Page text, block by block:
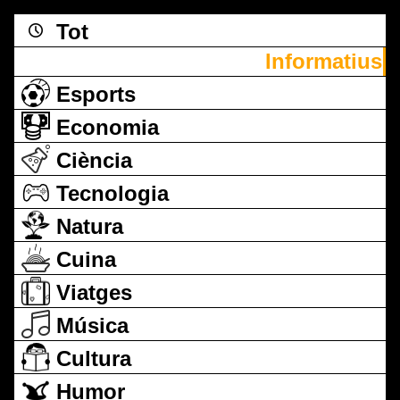
Tot
Informatius
Esports
Economia
Ciència
Tecnologia
Natura
Cuina
Viatges
Música
Cultura
Humor